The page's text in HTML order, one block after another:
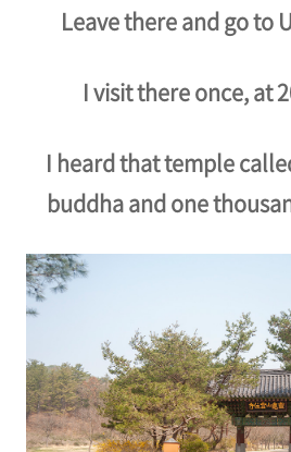
Leave there and go to
I visit there once, at
I heard that temple
buddha and one